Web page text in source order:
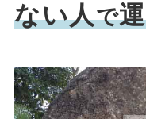
ない人で